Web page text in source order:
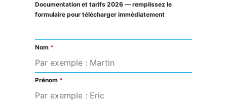
Documentation et tarifs 2026 — remplissez le
formulaire pour télécharger immédiatement
Nom *
Prénom *